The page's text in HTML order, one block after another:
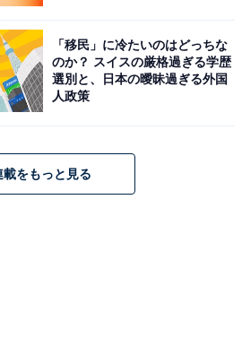
の悩みはアイスの買い置きが一
と。X（旧Twitter）：てらこ@
）
「移民」に冷たいのはどっちな
のか？ スイスの厳格過ぎる学歴
選別と、日本の曖昧過ぎる外国
人政策
載をもっと見る